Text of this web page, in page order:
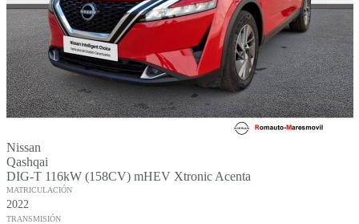
Nissan
Qashqai
DIG-T 116kW (158CV) mHEV Xtronic Acenta
MATRICULACIÓN
2022
TRANSMISIÓN